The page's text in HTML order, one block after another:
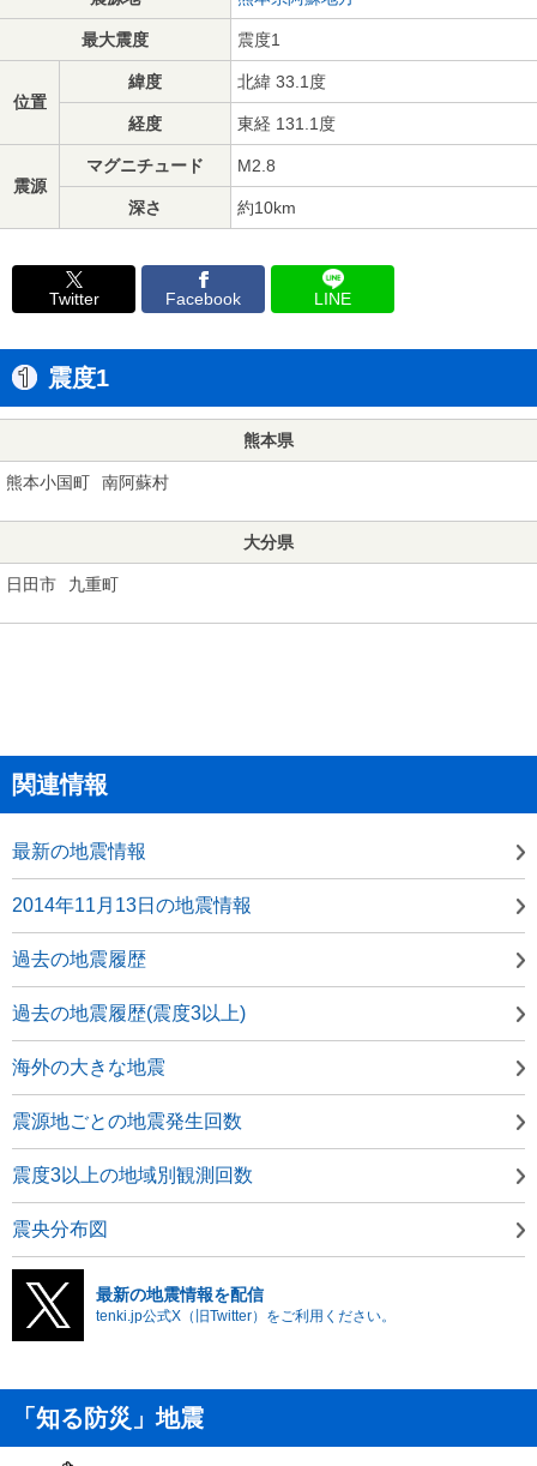
最大震度 震度1
位置
緯度 北緯 33.1度
経度 東経 131.1度
震源
マグニチュード M2.8
深さ 約10km
Twitter Facebook LINE
震度1
熊本県
熊本小国町 南阿蘇村
大分県
日田市 九重町
関連情報
最新の地震情報
2014年11月13日の地震情報
過去の地震履歴
過去の地震履歴(震度3以上)
海外の大きな地震
震源地ごとの地震発生回数
震度3以上の地域別観測回数
震央分布図
最新の地震情報を配信
tenki.jp公式X（旧Twitter）をご利用ください。
「知る防災」地震